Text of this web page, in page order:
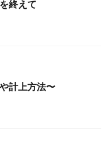
終えて
計上方法〜